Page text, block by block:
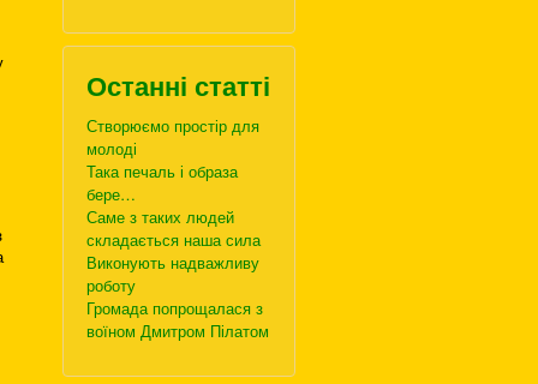
Останні статті
Створюємо простір для
молоді
Така печаль і образа
бере…
Саме з таких людей
складається наша сила
Виконують надважливу
роботу
Громада попрощалася з
воїном Дмитром Пілатом